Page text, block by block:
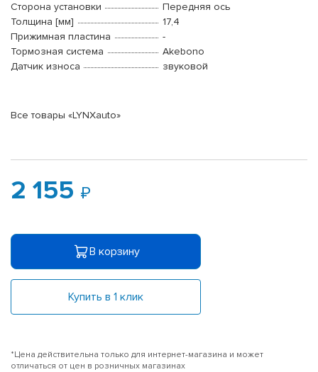
Сторона установки
Передняя ось
Толщина [мм]
17,4
Прижимная пластина
-
Тормозная система
Akebono
Датчик износа
звуковой
Все товары «LYNXauto»
2 155
В корзину
Купить в 1 клик
*Цена действительна только для интернет-магазина и может
отличаться от цен в розничных магазинах